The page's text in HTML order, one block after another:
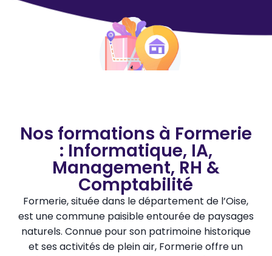
Nos formations à Formerie
: Informatique, IA,
Management, RH &
Comptabilité
Formerie, située dans le département de l’Oise,
est une commune paisible entourée de paysages
naturels. Connue pour son patrimoine historique
et ses activités de plein air, Formerie offre un